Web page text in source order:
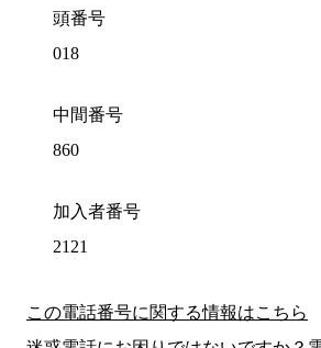
頭番号
018
中間番号
860
加入者番号
2121
この電話番号に関する情報はこちら